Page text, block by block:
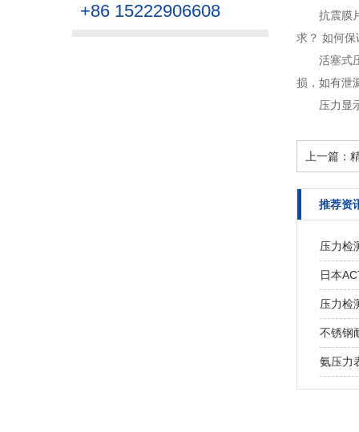
+86 15222906608
抗震膜
求？ 如何
活塞式
损，如有泄
压力显
上一篇：
推荐资
压力检
日本
压力检
不锈钢
氨压力